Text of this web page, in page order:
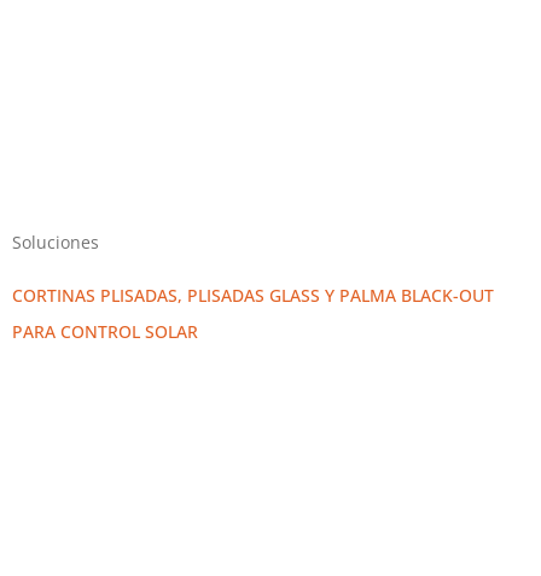
Soluciones
CORTINAS PLISADAS, PLISADAS GLASS Y PALMA BLACK-OUT
PARA CONTROL SOLAR